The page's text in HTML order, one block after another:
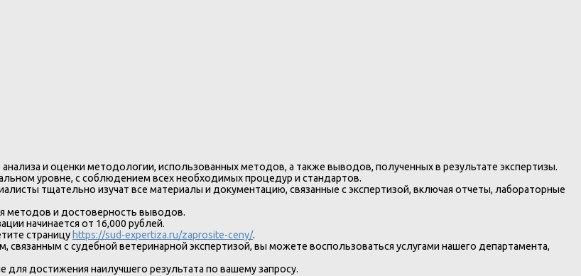
и оценки методологии, использованных методов, а также выводов, полученных в результате экспертизы.
уровне, с соблюдением всех необходимых процедур и стандартов.
тщательно изучат все материалы и документацию, связанные с экспертизой, включая отчеты, лабораторные
методов и достоверность выводов.
начинается от 16,000 рублей.
страницу https://sud-expertiza.ru/zaprosite-ceny/.
с судебной ветеринарной экспертизой, вы можете воспользоваться услугами нашего департамента,
достижения наилучшего результата по вашему запросу.